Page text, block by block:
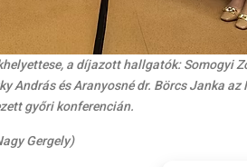
a díjazott hallgatók: Somogyi
András és Aranyosné dr. Börcs Janka
győri konferencián.
Gergely)